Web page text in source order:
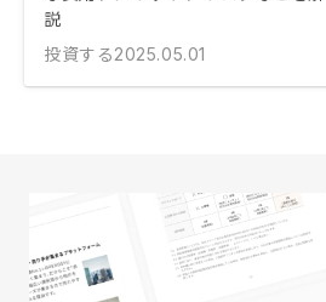
説
投資する2025.05.01